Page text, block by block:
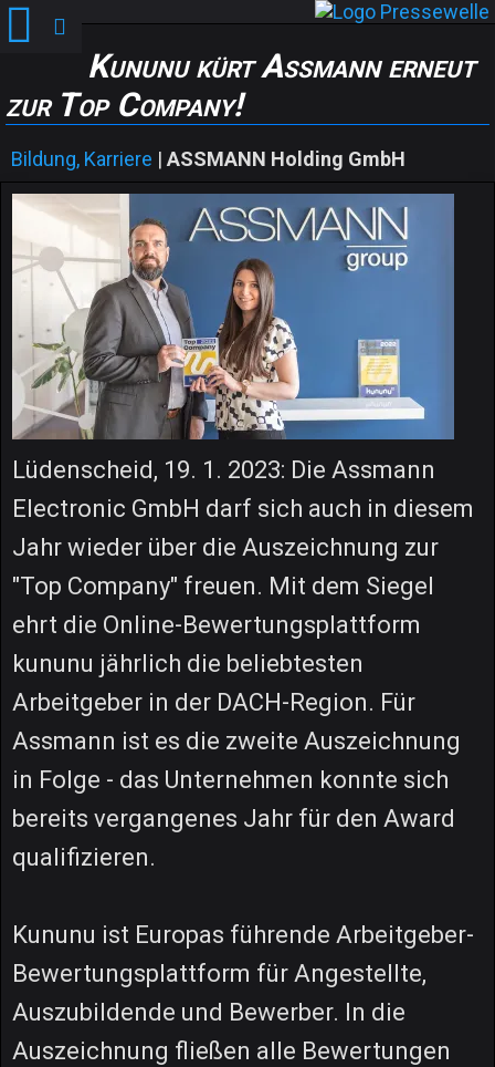
Kununu kürt Assmann erneut
zur Top Company!
Bildung, Karriere | ASSMANN Holding GmbH
Lüdenscheid, 19. 1. 2023: Die Assmann
Electronic GmbH darf sich auch in diesem
Jahr wieder über die Auszeichnung zur
"Top Company" freuen. Mit dem Siegel
ehrt die Online-Bewertungsplattform
kununu jährlich die beliebtesten
Arbeitgeber in der DACH-Region. Für
Assmann ist es die zweite Auszeichnung
in Folge - das Unternehmen konnte sich
bereits vergangenes Jahr für den Award
qualifizieren.
Kununu ist Europas führende Arbeitgeber-
Bewertungsplattform für Angestellte,
Auszubildende und Bewerber. In die
Auszeichnung fließen alle Bewertungen